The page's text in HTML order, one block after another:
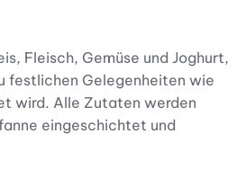
Fleisch, Gemüse und Joghurt,
festlichen Gelegenheiten wie
wird. Alle Zutaten werden
eingeschichtet und